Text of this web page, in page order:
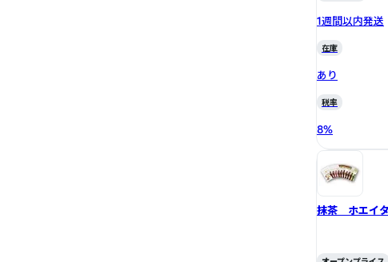
1週間以内発送
在庫
あり
税率
8%
抹茶 ホエイ